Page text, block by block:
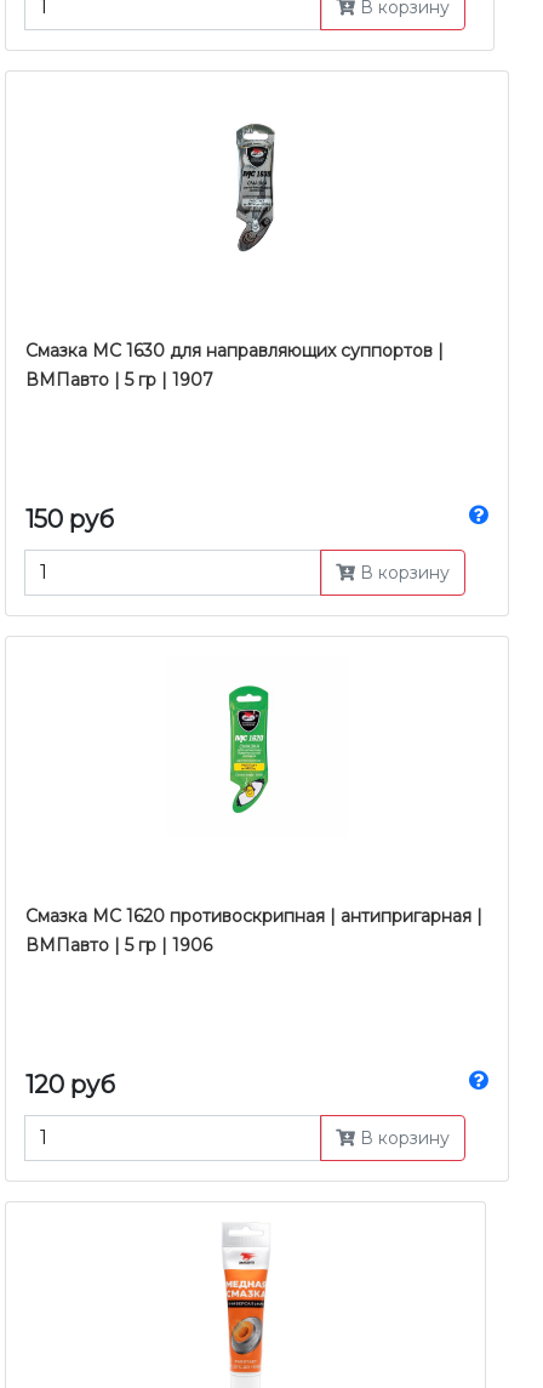
В корзину
Смазка МС 1630 для направляющих суппортов |
ВМПавто | 5 гр | 1907
150 руб
В корзину
Смазка МС 1620 противоскрипная | антипригарная |
ВМПавто | 5 гр | 1906
120 руб
В корзину